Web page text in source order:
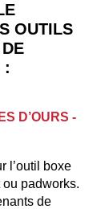
OUTILS
:
D’OURS -
l’outil boxe
padworks.
de